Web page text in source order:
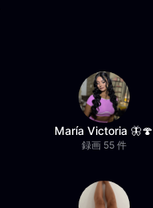
María Victoria 🦋🍄
録画 55 件